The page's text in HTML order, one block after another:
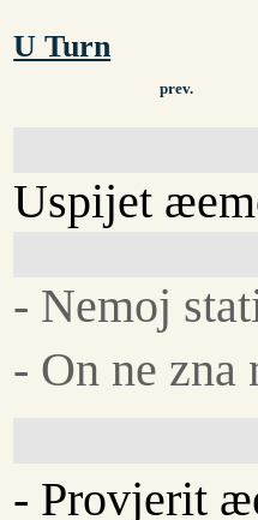
U Turn
prev.
Uspijet
- Nemoj
- On ne zna
- Provjerit